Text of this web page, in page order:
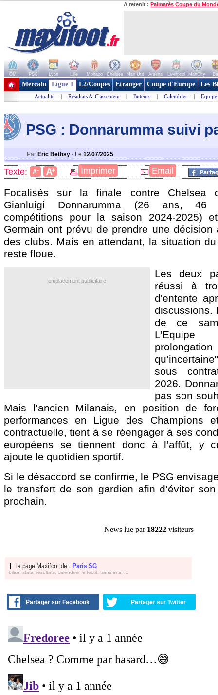
A retenir : Palmarès Coupe du
OM PSG Lyon Lille Monaco Chelsea Man Utd Arsenal Liverpool ManCity
+ de clubs
Mercato Ligue 1 L2/Coupes Etranger Coupe d'Europe Les
Actualité | Résultats & Classement | Buteurs | Calendrier | Equipe
PSG : Donnarumma suivi
Par Eric Bethsy - Le 12/07/2025
Texte: A- A+ Imprimer Email
Focalisés sur la finale contre Chelsea
Gianluigi Donnarumma(26 ans, 46
compétitions pour la saison 2024-2025)
Germain ont prévu de prendre une décision
des clubs. Mais en attendant, la situation
reste floue.
emplacement publicitaire
Les deux
réussi à
d'entente
discussions.
de ce
sous
2026.
pas son
Mais l’ancien Milanais, en position de
performances en Ligue des Champions
contractuelle, tient à se réengager à ses
européens se tiennent donc à l’affût, y
ajoute le quotidien sportif.
Si le désaccord se confirme, le PSG
le transfert de son gardien afin d’éviter
prochain.
News lue par 18222 visiteurs
la page Maxifoot de : Paris SG
bilan, stats, résultats, calendrier, effectif, transferts, ...
Partager sur Facebook Partager sur Twitter